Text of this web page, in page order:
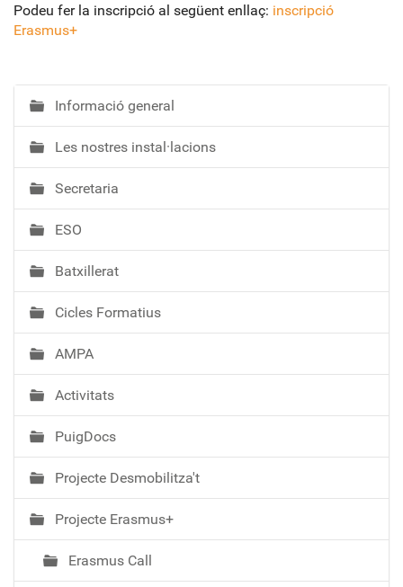
Podeu fer la inscripció al següent enllaç: inscripció
Erasmus+
N
a
v
e
g
a
c
ó
Informació general
Les nostres instal·lacions
Secretaria
ESO
Batxillerat
Cicles Formatius
AMPA
Activitats
PuigDocs
Projecte Desmobilitza't
Projecte Erasmus+
Erasmus Call